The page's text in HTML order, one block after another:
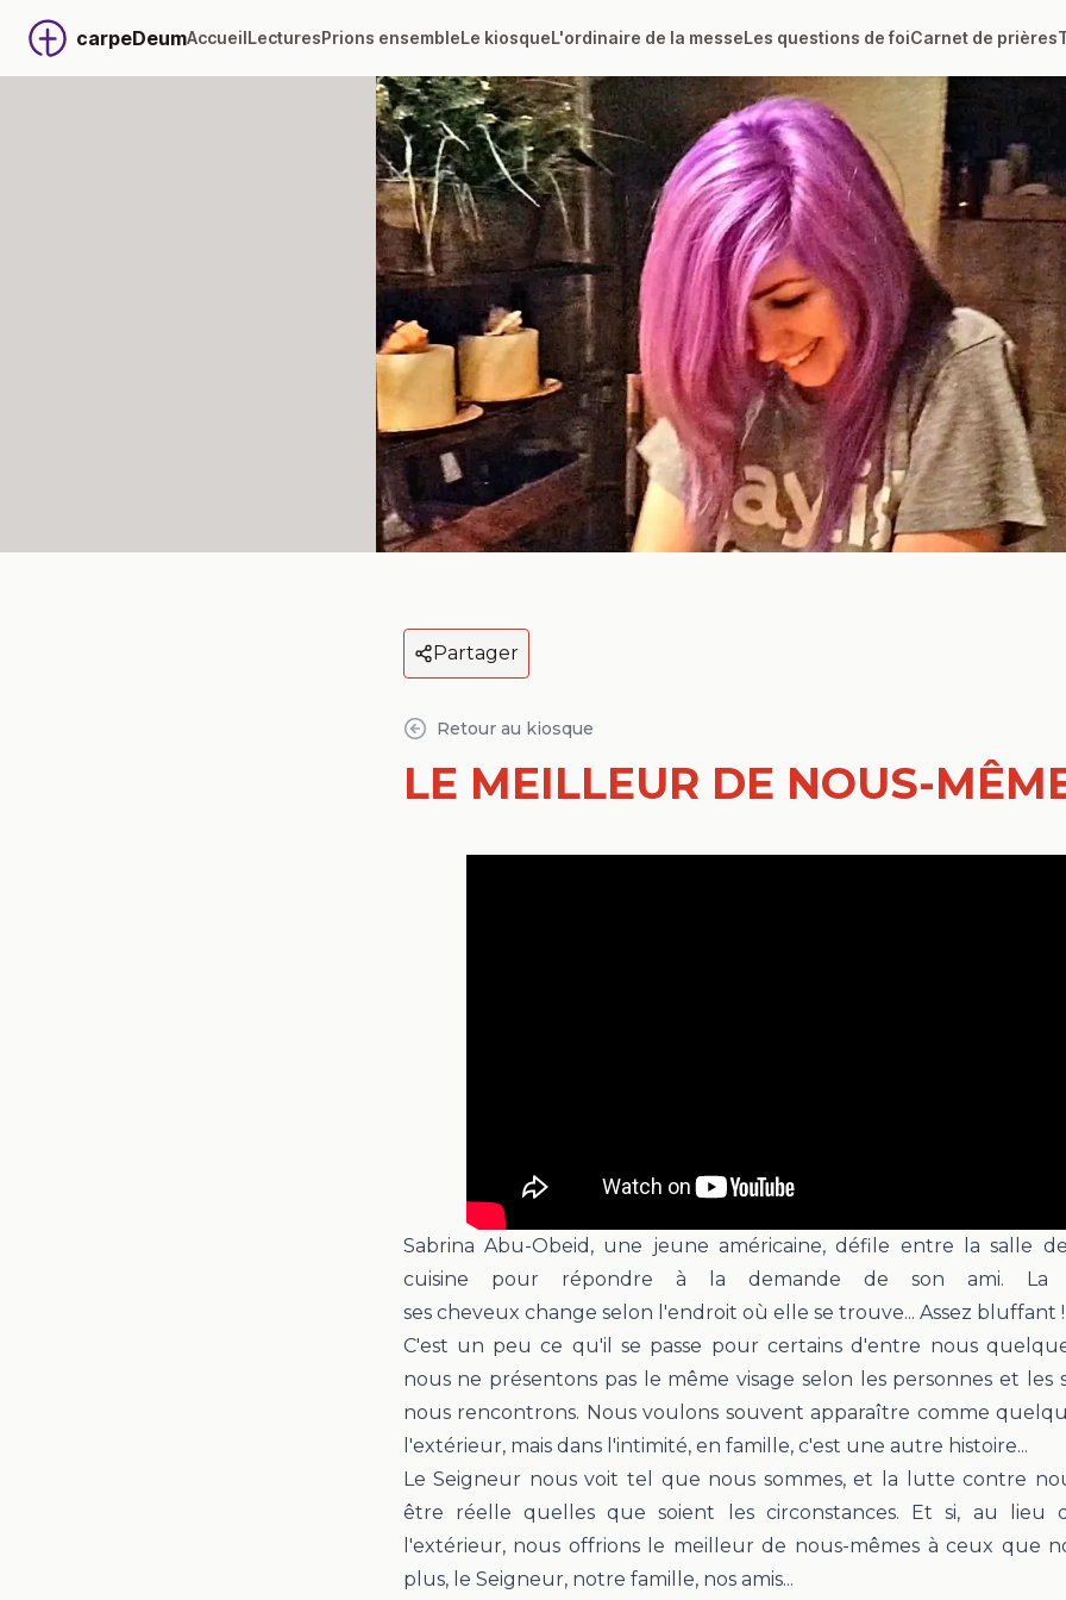
carpeDeumAccueilLecturesPrions ensembleLe kiosqueL'ordinaire de la messeLes questions de foiCarnet de prières
Partager
Retour au kiosque
LE MEILLEUR DE NOUS-
Sabrina Abu-Obeid, une jeune américaine, défile entre la salle
cuisine pour répondre à la demande de son ami. La
ses cheveux change selon l'endroit où elle se trouve... Assez bluffant
C'est un peu ce qu'il se passe pour certains d'entre nous
nous ne présentons pas le même visage selon les personnes et les
nous rencontrons. Nous voulons souvent apparaître comme
l'extérieur, mais dans l'intimité, en famille, c'est une autre histoire...
Le Seigneur nous voit tel que nous sommes, et la lutte contre
être réelle quelles que soient les circonstances. Et si, au lieu
l'extérieur, nous offrions le meilleur de nous-mêmes à ceux que
plus, le Seigneur, notre famille, nos amis...